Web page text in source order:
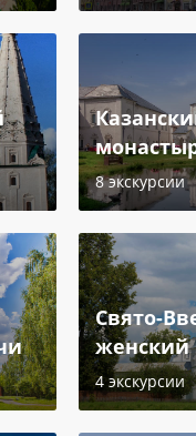
8 экскурсии
Свято-
женский
4 экскурсии